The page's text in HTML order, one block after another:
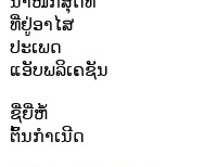
ທີ່ຢູ່ອາໄສ
ປະເພດ
ແອັບພລິເຄຊັນ
ຊື່ຍີ່ຫໍ້
ຕົ້ນກຳເນີດ